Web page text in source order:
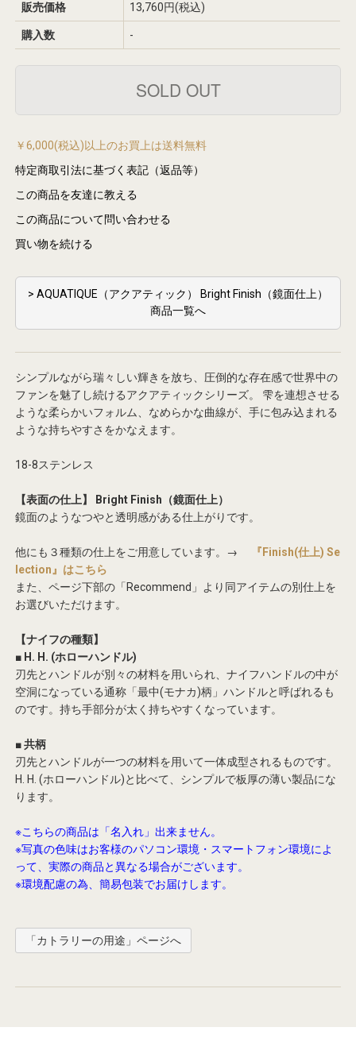
販売価格 13,760円(税込)
購入数 -
￥6,000(税込)以上のお買上は送料無料
特定商取引法に基づく表記（返品等）
この商品を友達に教える
この商品について問い合わせる
買い物を続ける
> AQUATIQUE（アクアティック） Bright Finish（鏡面仕上）
商品一覧へ
シンプルながら瑞々しい輝きを放ち、圧倒的な存在感で世界中の
ファンを魅了し続けるアクアティックシリーズ。 雫を連想させる
ような柔らかいフォルム、なめらかな曲線が、手に包み込まれる
ような持ちやすさをかなえます。
18-8ステンレス
【表面の仕上】 Bright Finish（鏡面仕上）
鏡面のようなつやと透明感がある仕上がりです。
他にも３種類の仕上をご用意しています。→
『Finish(仕上) Se
lection』はこちら
また、ページ下部の「Recommend」より同アイテムの別仕上を
お選びいただけます。
【ナイフの種類】
■ H. H. (ホローハンドル)
刃先とハンドルが別々の材料を用いられ、ナイフハンドルの中が
空洞になっている通称「最中(モナカ)柄」ハンドルと呼ばれるも
のです。持ち手部分が太く持ちやすくなっています。
■ 共柄
刃先とハンドルが一つの材料を用いて一体成型されるものです。
H. H. (ホローハンドル)と比べて、シンプルで板厚の薄い製品にな
ります。
※こちらの商品は「名入れ」出来ません。
※写真の色味はお客様のパソコン環境・スマートフォン環境によ
って、実際の商品と異なる場合がございます。
※環境配慮の為、簡易包装でお届けします。
「カトラリーの用途」ページへ